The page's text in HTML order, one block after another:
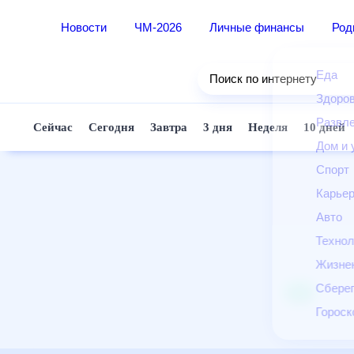
Новости ЧМ-2026 Личные финансы
Еда
Дом
Спорт
Авто
Поиск по интернету
Сейчас Сегодня Завтра 3 дня Неделя 10